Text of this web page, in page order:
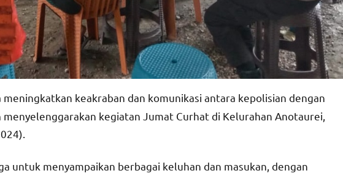
meningkatkan keakraban dan komunikasi antara kepolisian dengan
menyelenggarakan kegiatan Jumat Curhat di Kelurahan Anotaurei,
untuk menyampaikan berbagai keluhan dan masukan, dengan